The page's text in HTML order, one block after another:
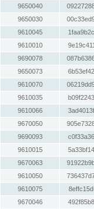
9650040
9650030
9610045
9610010
9690078
9650073
9610070
9610035
9610066
9670050
9690093
9610015
9670063
9610050
9610075
9670046